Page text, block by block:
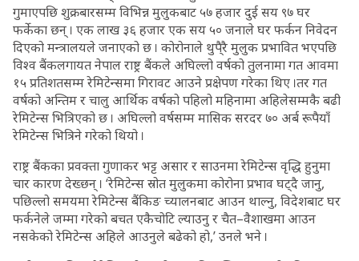
गुमाएपछि शुक्रबारसम्म विभिन्न मुलुकबाट ५७ हजार दुई सय ९७ घर
फर्केका छन् । एक लाख ३६ हजार एक सय ५० जनाले घर फर्कन निवेदन
दिएको मन्त्रालयले जनाएको छ । कोरोनाले थुपै्रै मुलुक प्रभावित भएपछि
विश्व बैंकलगायत नेपाल राष्ट्र बैंकले अघिल्लो वर्षको तुलनामा गत आवमा
१५ प्रतिशतसम्म रेमिटेन्समा गिरावट आउने प्रक्षेपण गरेका थिए ।तर गत
वर्षको अन्तिम र चालु आर्थिक वर्षको पहिलो महिनामा अहिलेसम्मकै बढी
रेमिटेन्स भित्रिएको छ । अघिल्लो वर्षसम्म मासिक सरदर ७० अर्ब रूपैयाँ
रेमिटेन्स भित्रिने गरेको थियो ।
राष्ट्र बैंकका प्रवक्ता गुणाकर भट्ट असार र साउनमा रेमिटेन्स वृद्धि हुनुमा
चार कारण देख्छन् । ‘रेमिटेन्स स्रोत मुलुकमा कोरोना प्रभाव घट्दै जानु,
पछिल्लो समयमा रेमिटेन्स बैंकिङ च्यालनबाट आउन थाल्नु, विदेशबाट घर
फर्कनेले जम्मा गरेको बचत एकैचोटि ल्याउनु र चैत–वैशाखमा आउन
नसकेको रेमिटेन्स अहिले आउनुले बढेको हो,’ उनले भने ।